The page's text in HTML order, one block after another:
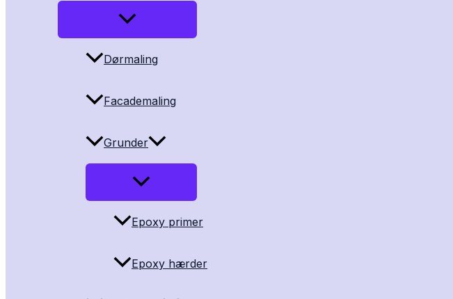
Dørmaling
Facademaling
Grunder
Epoxy primer
Epoxy hærder